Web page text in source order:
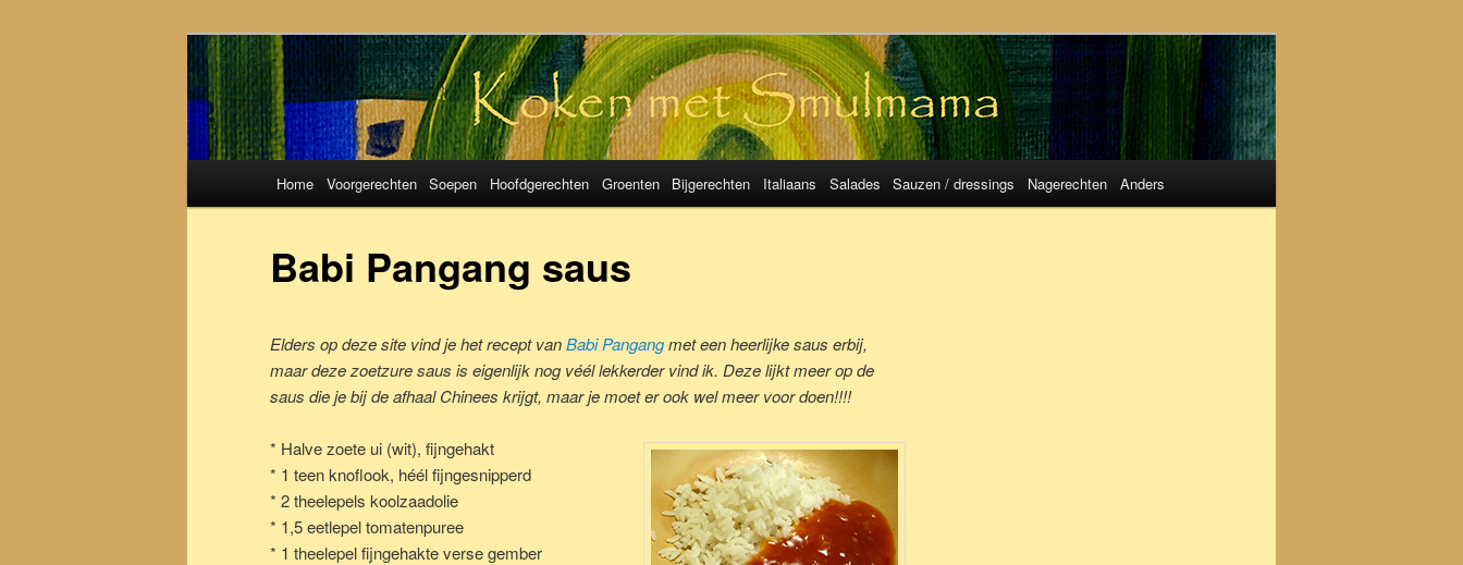
Koken met SmulMama
Spring
primaire
inhoud
Spring
secundaire
inhoud
Home Voorgerechten Soepen Hoofdgerechten Groenten Bijgerechten Italiaans Salades Sauzen / dressings Nagerechten Anders
Babi Pangang saus
Elders op deze site vind je het recept vanBabi Pangangmet een heerlijke saus erbij,
maar deze zoetzure saus is eigenlijk nog véél lekkerder vind ik. Deze lijkt meer op de
saus die je bij de afhaal Chinees krijgt, maar je moet er ook wel meer voor doen!!!!
* Halve zoete ui (wit), fijngehakt
* 1 teen knoflook, héél fijngesnipperd
* 2 theelepels koolzaadolie
* 1,5 eetlepel tomatenpuree
* 1 theelepel fijngehakte verse gember